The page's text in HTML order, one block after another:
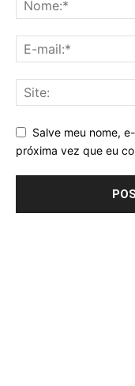
Salve meu nome,
próxima vez que eu